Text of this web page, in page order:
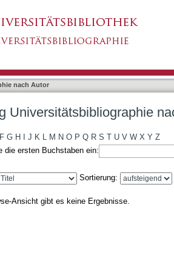
nach Autor
Universitätsbibliographie
F G H J K L M N O P Q R S T U V W X Y Z
die ersten Buchstaben ein:
Sortierung:
Ansicht gibt es keine Ergebnisse.